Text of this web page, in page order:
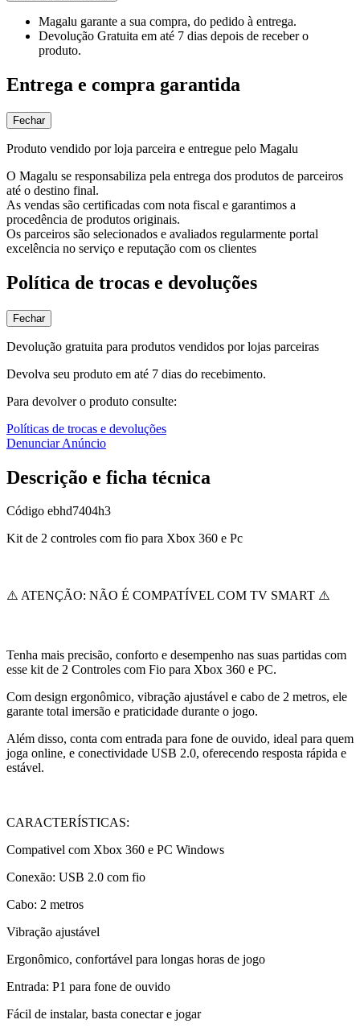
Magalu garante a sua compra, do pedido à entrega.
Devolução Gratuita em até 7 dias depois de receber o
produto.
Entrega e compra garantida
Fechar
Produto vendido por loja parceira e entregue pelo Magalu
O Magalu se responsabiliza pela entrega dos produtos de parceiros
até o destino final.
As vendas são certificadas com nota fiscal e garantimos a
procedência de produtos originais.
Os parceiros são selecionados e avaliados regularmente portal
excelência no serviço e reputação com os clientes
Política de trocas e devoluções
Fechar
Devolução gratuita para produtos vendidos por lojas parceiras
Devolva seu produto em até 7 dias do recebimento.
Para devolver o produto consulte:
Políticas de trocas e devoluções
Denunciar Anúncio
Descrição e ficha técnica
Código ebhd7404h3
Kit de 2 controles com fio para Xbox 360 e Pc
⚠️ ATENÇÃO: NÃO É COMPATÍVEL COM TV SMART ⚠️
Tenha mais precisão, conforto e desempenho nas suas partidas com
esse kit de 2 Controles com Fio para Xbox 360 e PC.
Com design ergonômico, vibração ajustável e cabo de 2 metros, ele
garante total imersão e praticidade durante o jogo.
Além disso, conta com entrada para fone de ouvido, ideal para quem
joga online, e conectividade USB 2.0, oferecendo resposta rápida e
estável.
CARACTERÍSTICAS:
Compativel com Xbox 360 e PC Windows
Conexão: USB 2.0 com fio
Cabo: 2 metros
Vibração ajustável
Ergonômico, confortável para longas horas de jogo
Entrada: P1 para fone de ouvido
Fácil de instalar, basta conectar e jogar